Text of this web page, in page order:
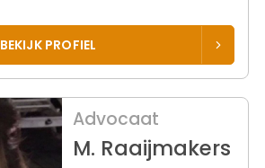
BEKIJK PROFIEL
Advocaat
M. Raaijmakers